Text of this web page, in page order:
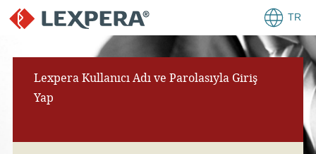
TR
Lexpera Kullanıcı Adı ve Parolasıyla Giriş
Yap